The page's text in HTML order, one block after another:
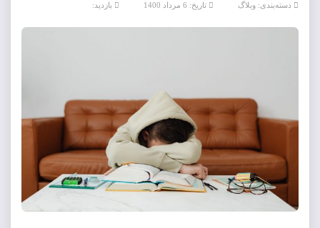
دسته‌بندی: وبلاگ تاریخ: 6 مرداد 1400 بازدید: